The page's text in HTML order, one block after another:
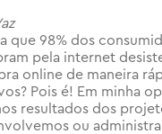
que 98% dos
pela internet
online de maneira
Pois é! Em minha
resultados dos
ou